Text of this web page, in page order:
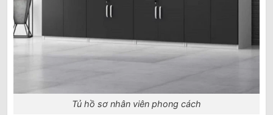
Tủ hồ sơ nhân viên phong cách